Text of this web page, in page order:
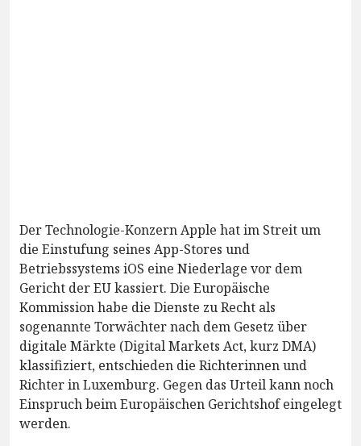
Der Technologie-Konzern Apple hat im Streit um
die Einstufung seines App-Stores und
Betriebssystems iOS eine Niederlage vor dem
Gericht der EU kassiert. Die Europäische
Kommission habe die Dienste zu Recht als
sogenannte Torwächter nach dem Gesetz über
digitale Märkte (Digital Markets Act, kurz DMA)
klassifiziert, entschieden die Richterinnen und
Richter in Luxemburg. Gegen das Urteil kann noch
Einspruch beim Europäischen Gerichtshof eingelegt
werden.